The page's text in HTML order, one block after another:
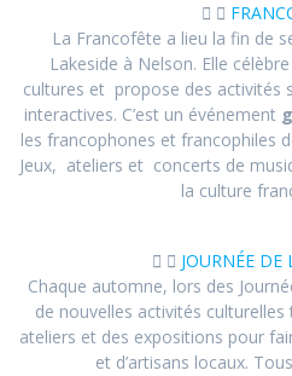
La Francofête a lieu la fin de
Lakeside à Nelson. Elle
cultures et propose des activités
interactives. C’est un événement
les francophones et francophiles
Jeux, ateliers et concerts de
la culture
JOURNÉE DE
Chaque automne, lors des
de nouvelles activités
ateliers et des expositions pour
et d’artisans locaux.